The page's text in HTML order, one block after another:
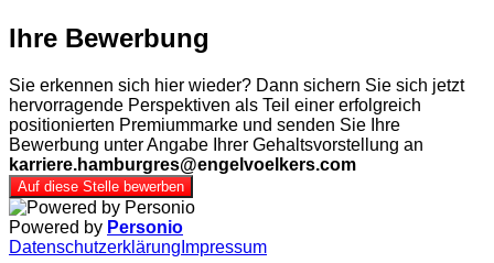
Ihre Bewerbung
Sie erkennen sich hier wieder? Dann sichern Sie sich jetzt
hervorragende Perspektiven als Teil einer erfolgreich
positionierten Premiummarke und senden Sie Ihre
Bewerbung unter Angabe Ihrer Gehaltsvorstellung an
karriere.hamburgres@engelvoelkers.com
Auf diese Stelle bewerben
Powered by Personio
Datenschutzerklärung Impressum